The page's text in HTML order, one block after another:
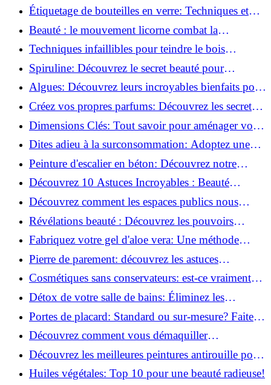
100% comestible!
Étiquetage de bouteilles en verre: Techniques et
astuces incontournables!
Beauté : le mouvement licorne combat la
surconsommation !
Techniques infaillibles pour teindre le bois
naturellement: Découvrez comment!
Spiruline: Découvrez le secret beauté pour
revitaliser les peaux fatiguées!
Algues: Découvrez leurs incroyables bienfaits pour
la santé et la beauté!
Créez vos propres parfums: Découvrez les secrets
de la fabrication artisanale!
Dimensions Clés: Tout savoir pour aménager votre
salle de bains!
Dites adieu à la surconsommation: Adoptez une
vie plus simple!
Peinture d'escalier en béton: Découvrez notre
tutoriel facile et rapide!
Découvrez 10 Astuces Incroyables : Beauté
Naturelle avec le Concombre !
Découvrez comment les espaces publics nous
incitent à être plus actifs : Révélations surprenantes!
Révélations beauté : Découvrez les pouvoirs
insoupçonnés du concombre!
Fabriquez votre gel d'aloe vera: Une méthode
simple et rapide à la maison!
Pierre de parement: découvrez les astuces
infaillibles pour un nettoyage parfait!
Cosmétiques sans conservateurs: est-ce vraiment
possible?
Détox de votre salle de bains: Éliminez les
ingrédients nocifs dès maintenant!
Portes de placard: Standard ou sur-mesure? Faites
le meilleur choix!
Découvrez comment vous démaquiller
naturellement: Astuces et secrets révélés!
Découvrez les meilleures peintures antirouille pour
le fer: Top 12 analysé!
Huiles végétales: Top 10 pour une beauté radieuse!